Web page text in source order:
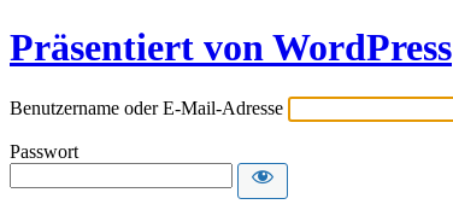
Präsentiert von WordPress
Benutzername oder E-Mail-Adresse
Passwort